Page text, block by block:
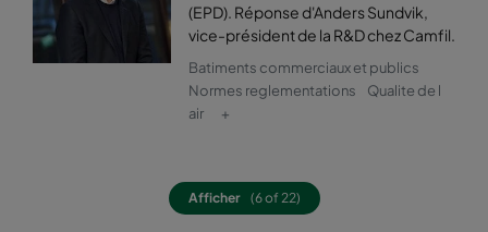
0160 592x592x640-12 ePM1 60% F7
0160 592x490x640-12 ePM1 60% F7
0160 592x287x640-12 ePM1 60%
(EPD). Réponse d'Anders Sundvik,
vice-président de la R&D chez Camfil.
Batiments commerciaux et publics
Normes reglementations
Qualite de l
air
+
Afficher (6 of 22)